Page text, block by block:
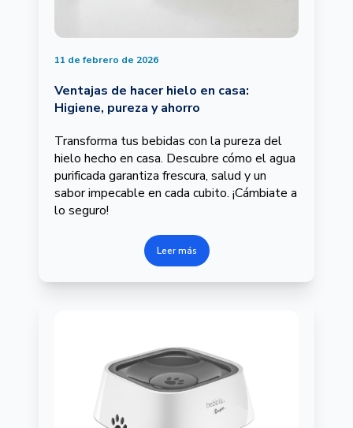
11 de febrero de 2026
Ventajas de hacer hielo en casa:
Higiene, pureza y ahorro
Transforma tus bebidas con la pureza del
hielo hecho en casa. Descubre cómo el agua
purificada garantiza frescura, salud y un
sabor impecable en cada cubito. ¡Cámbiate a
lo seguro!
Leer más